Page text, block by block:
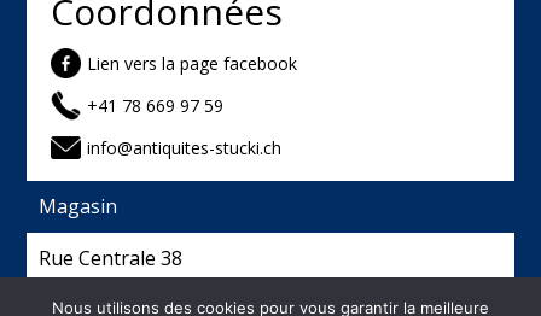
Coordonnées
Lien vers la page facebook
+41 78 669 97 59
info@antiquites-stucki.ch
Magasin
Rue Centrale 38
2740 Moutier
Nous utilisons des cookies pour vous garantir la meilleure